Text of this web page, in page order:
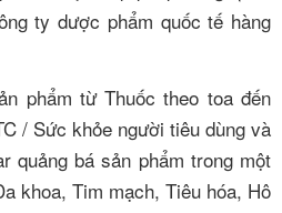
ty dược phẩm quốc tế hàng
phẩm từ Thuốc theo toa đến
/ Sức khỏe người tiêu dùng và
quảng bá sản phẩm trong một
khoa, Tim mạch, Tiêu hóa, Hô